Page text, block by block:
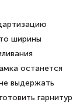
ширины
останется
выдержать
гарнитур